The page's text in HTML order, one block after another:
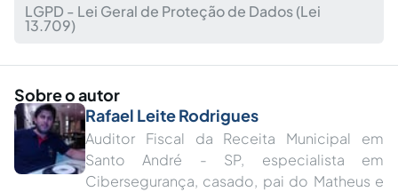
LGPD - Lei Geral de Proteção de Dados (Lei
13.709)
Sobre o autor
Rafael Leite Rodrigues
Auditor Fiscal da Receita Municipal em
Santo André - SP, especialista em
Cibersegurança, casado, pai do Matheus e